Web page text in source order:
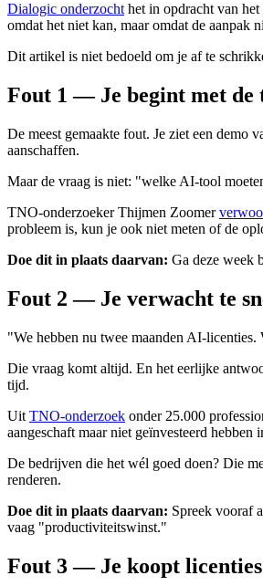
Dialogic onderzocht het in opdracht van
omdat het niet kan, maar omdat de aanpak
Dit artikel is niet bedoeld om je af te
Fout 1 — Je begint met de
De meest gemaakte fout. Je ziet een demo
aanschaffen.
Maar de vraag is niet: "welke AI-tool
TNO-onderzoeker Thijmen Zoomer
probleem is, kun je ook niet meten of de
Doe dit in plaats daarvan: Ga deze week
Fout 2 — Je verwacht te
"We hebben nu twee maanden AI-licenties.
Die vraag komt altijd. En het eerlijke
tijd.
Uit TNO-onderzoek onder 25.000
aangeschaft maar niet geïnvesteerd hebben
De bedrijven die het wél goed doen? Die
renderen.
Doe dit in plaats daarvan: Spreek vooraf
vaag "productiviteitswinst."
Fout 3 — Je koopt